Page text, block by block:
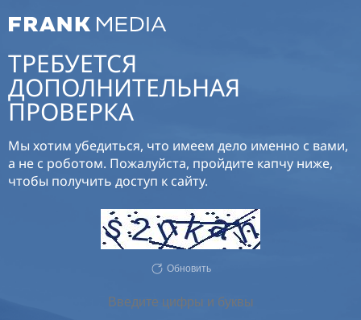
ТРЕБУЕТСЯ
ДОПОЛНИТЕЛЬНАЯ
ПРОВЕРКА
Мы хотим убедиться, что имеем дело именно с вами,
а не с роботом. Пожалуйста, пройдите капчу ниже,
чтобы получить доступ к сайту.
Обновить